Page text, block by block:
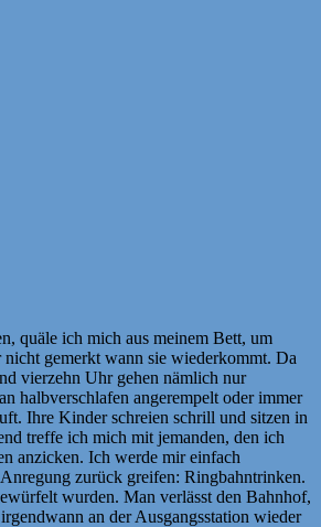
quäle ich mich aus meinem Bett, um
gemerkt wann sie wiederkommt. Da
vierzehn Uhr gehen nämlich nur
halbverschlafen angerempelt oder immer
Ihre Kinder schreien schrill und sitzen in
treffe ich mich mit jemanden, den ich
anzicken. Ich werde mir einfach
zurück greifen: Ringbahntrinken.
wurden. Man verlässt den Bahnhof,
an der Ausgangsstation wieder